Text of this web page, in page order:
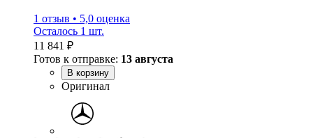
1 отзыв • 5,0 оценка
Осталось 1 шт.
11 841 ₽
Готов к отправке: 13 августа
В корзину
Оригинал